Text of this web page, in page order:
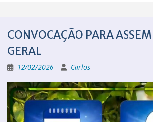
CONVOCAÇÃO PARA
GERAL
12/02/2026 Carlos